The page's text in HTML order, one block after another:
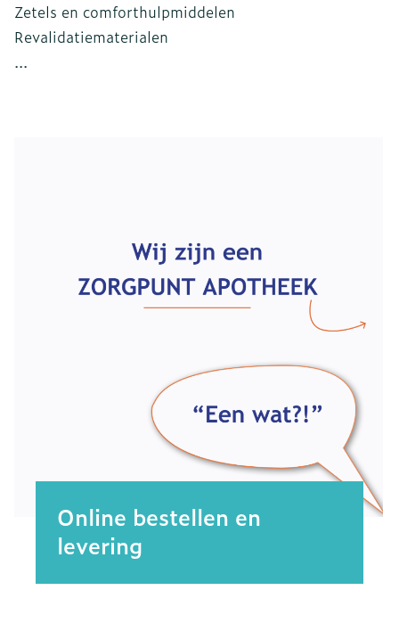
Zetels en comforthulpmiddelen
Revalidatiematerialen
...
Online bestellen en
levering